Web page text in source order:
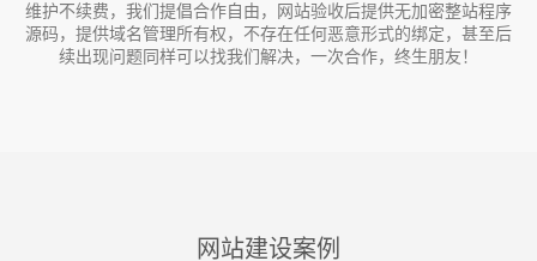
维护不续费，我们提倡合作自由，网站验收后提供无加密整站程序
源码，提供域名管理所有权，不存在任何恶意形式的绑定，甚至后
续出现问题同样可以找我们解决，一次合作，终生朋友！
网站建设案例